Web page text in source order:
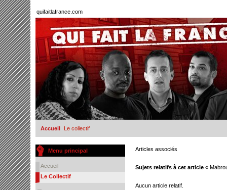
quifaitlafrance.com
Accueil Le collectif
Menu principal
Accueil
Le Collectif
Articles associés
Sujets relatifs à cet article «
Aucun article relatif.